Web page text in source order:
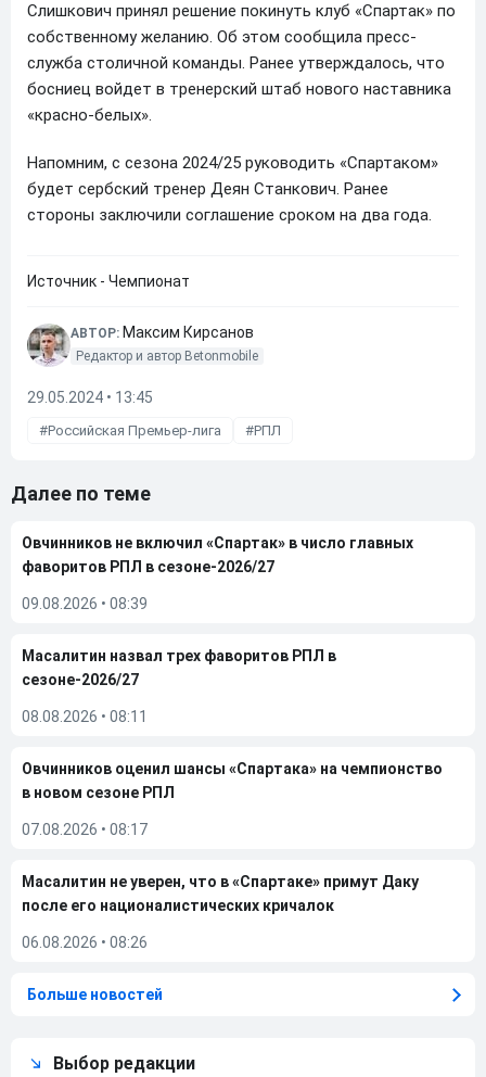
Слишкович принял решение покинуть клуб «Спартак» по
собственному желанию. Об этом сообщила пресс-
служба столичной команды. Ранее утверждалось, что
босниец войдет в тренерский штаб нового наставника
«красно-белых».
Напомним, с сезона 2024/25 руководить «Спартаком»
будет сербский тренер Деян Станкович. Ранее
стороны заключили соглашение сроком на два года.
Источник - Чемпионат
АВТОР: Максим Кирсанов
Редактор и автор Betonmobile
29.05.2024 • 13:45
Российская Премьер-лига РПЛ
Далее по теме
Овчинников не включил «Спартак» в число главных
фаворитов РПЛ в сезоне-2026/27
09.08.2026 • 08:39
Масалитин назвал трех фаворитов РПЛ в
сезоне-2026/27
08.08.2026 • 08:11
Овчинников оценил шансы «Спартака» на чемпионство
в новом сезоне РПЛ
07.08.2026 • 08:17
Масалитин не уверен, что в «Спартаке» примут Даку
после его националистических кричалок
06.08.2026 • 08:26
Больше новостей
Выбор редакции